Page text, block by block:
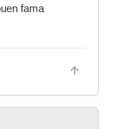
fama